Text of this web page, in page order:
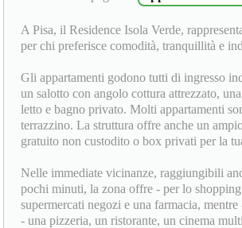
A Pisa, il Residence Isola Verde,
per chi preferisce comodità, tranquillità e
Gli appartamenti godono tutti di ingresso
un salotto con angolo cottura attrezzato,
letto e bagno privato. Molti appartamenti
terrazzino. La struttura offre anche un
gratuito non custodito o box privati per la
Nelle immediate vicinanze, raggiungibili
pochi minuti, la zona offre - per lo
supermercati negozi e una farmacia,
- una pizzeria, un ristorante, un cinema